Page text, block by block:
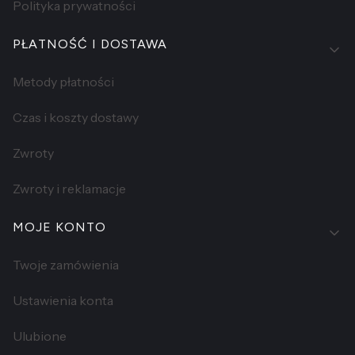
Polityka prywatności
PŁATNOŚĆ I DOSTAWA
Metody płatności
Czas i koszty dostawy
Zwroty
Zwroty i reklamacje
MOJE KONTO
Twoje zamówienia
Ustawienia konta
Ulubione